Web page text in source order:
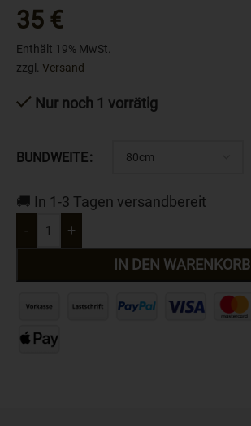
35 €
Enthält 19% MwSt.
zzgl. Versand
Nur noch 1 vorrätig
BUNDWEITE
🚚 In 1-3 Tagen versandbereit
-
+
IN DEN WARENKORB